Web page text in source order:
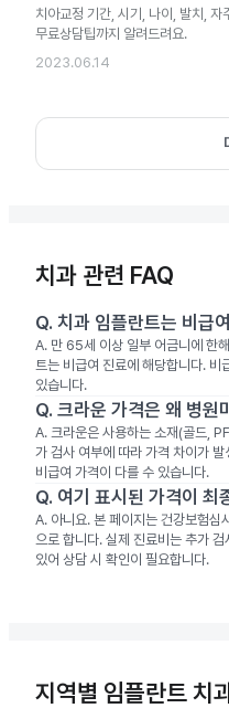
치아교정 기간, 시기, 나이, 발치, 자
무료상담팁까지 알려드려요.
2023.06.14
치과 관련 FAQ
Q. 치과 임플란트는 비급
A. 만 65세 이상 일부 어금니에 한
트는 비급여 진료에 해당합니다. 비
있습니다.
Q. 크라운 가격은 왜 병원
A. 크라운은 사용하는 소재(골드,
가 검사 여부에 따라 가격 차이가
비급여 가격이 다를 수 있습니다.
Q. 여기 표시된 가격이 최
A. 아니요. 본 페이지는 건강보험심
으로 합니다. 실제 진료비는 추가
있어 상담 시 확인이 필요합니다.
지역별 임플란트 치